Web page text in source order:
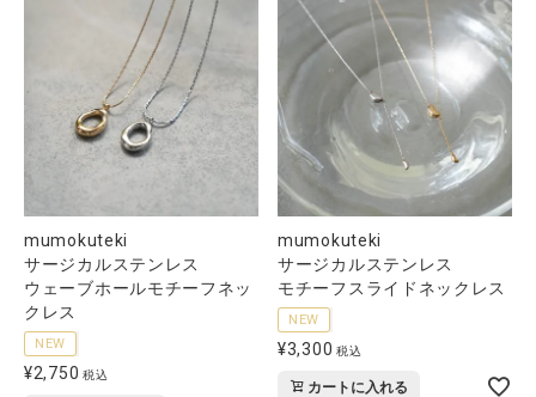
mumokuteki
サージカルステンレス
ウェーブホールモチーフネッ
クレス
NEW
¥2,750 税込
mumokuteki
サージカルステンレス
モチーフスライドネックレス
NEW
¥3,300 税込
カートに入れる